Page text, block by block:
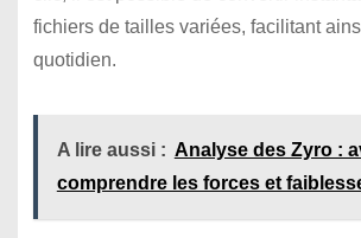
fichiers de tailles variées, facilitant
quotidien.
A lire aussi : Analyse des Zyro :
comprendre les forces et